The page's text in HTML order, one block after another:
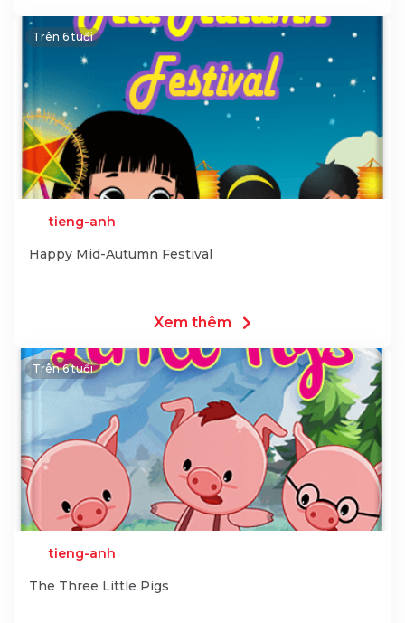
Trên 6 tuổi
tieng-anh
Happy Mid-Autumn Festival
Xem thêm
Trên 6 tuổi
tieng-anh
The Three Little Pigs